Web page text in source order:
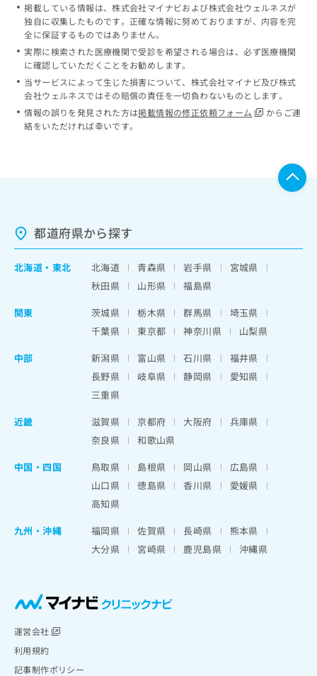
掲載している情報は、株式会社マイナビおよび株式会社ウェルネスが
独自に収集したものです。正確な情報に努めておりますが、内容を完
全に保証するものではありません。
実際に検索された医療機関で受診を希望される場合は、必ず医療機関
に確認していただくことをお勧めします。
当サービスによって生じた損害について、株式会社マイナビ及び株式
会社ウェルネスではその賠償の責任を一切負わないものとします。
情報の誤りを発見された方は掲載情報の修正依頼フォーム
からご連
絡をいただければ幸いです。
都道府県から探す
北海道 ・ 東北 北海道 青森県 岩手県
宮城県
秋田県
山形県
福島県
関東
茨城県 栃木県 群馬県
埼玉県
千葉県
東京都 神奈川県
山梨県
中部
新潟県 富山県 石川県
福井県
長野県
岐阜県 静岡県
愛知県
三重県
近畿
滋賀県 京都府 大阪府
兵庫県
奈良県
和歌山県
中国・四国
鳥取県 島根県 岡山県
広島県
山口県
徳島県 香川県
愛媛県
高知県
九州・沖縄
福岡県 佐賀県 長崎県
熊本県
大分県
宮崎県 鹿児島県 沖縄県
運営会社
利用規約
記事制作ポリシー